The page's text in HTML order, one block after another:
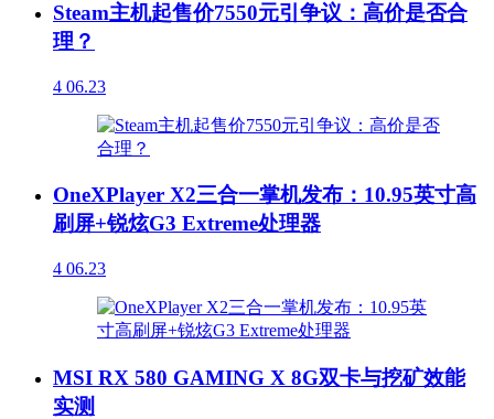
Steam主机起售价7550元引争议：高价是否合
理？
4 06.23
OneXPlayer X2三合一掌机发布：10.95英寸高
刷屏+锐炫G3 Extreme处理器
4 06.23
MSI RX 580 GAMING X 8G双卡与挖矿效能
实测